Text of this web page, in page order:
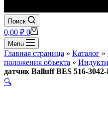
Поиск
Корзина
0,00 ₽ 0
Menu
Главная страница » Каталог »
положения объекта »
датчик Balluff BES 516-
🔍